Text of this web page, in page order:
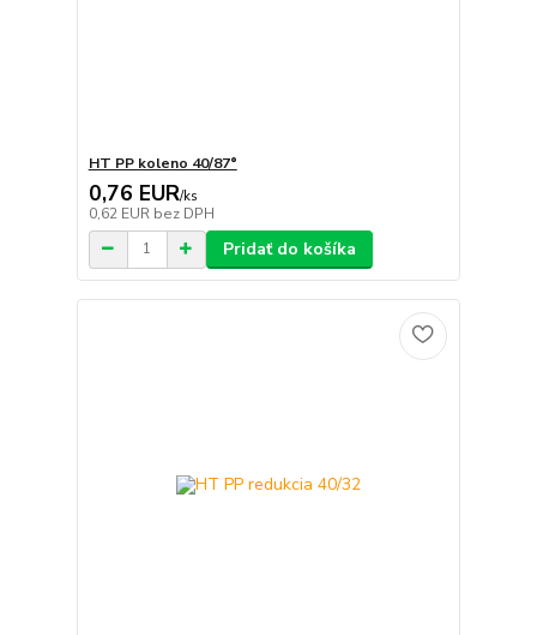
HT PP koleno 40/87°
0,76 EUR/ks
0,62 EUR bez DPH
Pridať do košíka